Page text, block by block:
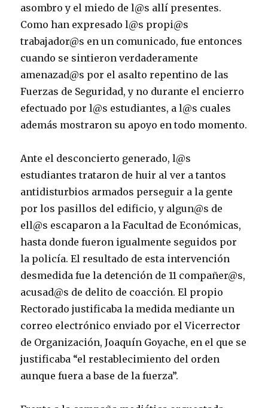
asombro y el miedo de l@s allí presentes.
Como han expresado l@s propi@s
trabajador@s en un comunicado, fue entonces
cuando se sintieron verdaderamente
amenazad@s por el asalto repentino de las
Fuerzas de Seguridad, y no durante el encierro
efectuado por l@s estudiantes, a l@s cuales
además mostraron su apoyo en todo momento.
Ante el desconcierto generado, l@s
estudiantes trataron de huir al ver a tantos
antidisturbios armados perseguir a la gente
por los pasillos del edificio, y algun@s de
ell@s escaparon a la Facultad de Económicas,
hasta donde fueron igualmente seguidos por
la policía. El resultado de esta intervención
desmedida fue la detención de 11 compañer@s,
acusad@s de delito de coacción. El propio
Rectorado justificaba la medida mediante un
correo electrónico enviado por el Vicerrector
de Organización, Joaquín Goyache, en el que se
justificaba “el restablecimiento del orden
aunque fuera a base de la fuerza”.